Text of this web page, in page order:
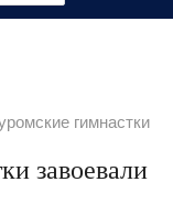
гимнастки
завоевали